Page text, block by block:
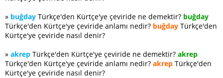
» buğday Türkçe'den Kürtçe'ye çeviride ne demektir? buğday
Türkçe'den Kürtçe'ye çeviride anlamı nedir? buğday Türkçe'den
Kürtçe'ye çeviride nasıl denir?
» akrep Türkçe'den Kürtçe'ye çeviride ne demektir? akrep
Türkçe'den Kürtçe'ye çeviride anlamı nedir? akrep Türkçe'den
Kürtçe'ye çeviride nasıl denir?